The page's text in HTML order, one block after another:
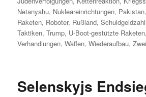
Netanyahu, Nukleareinrichtungen, Pakistan,
Raketen, Roboter, Rußland,
Taktiken,Trump, U-Boot-gestützte Raketen,
Verhandlungen,Waffen,Wiederaufbau,
Selenskyjs